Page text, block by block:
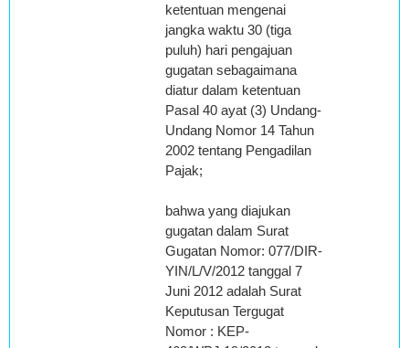
ketentuan mengenai
jangka waktu 30 (tiga
puluh) hari pengajuan
gugatan sebagaimana
diatur dalam ketentuan
Pasal 40 ayat (3) Undang-
Undang Nomor 14 Tahun
2002 tentang Pengadilan
Pajak;
bahwa yang diajukan
gugatan dalam Surat
Gugatan Nomor: 077/DIR-
YIN/L/V/2012 tanggal 7
Juni 2012 adalah Surat
Keputusan Tergugat
Nomor : KEP-